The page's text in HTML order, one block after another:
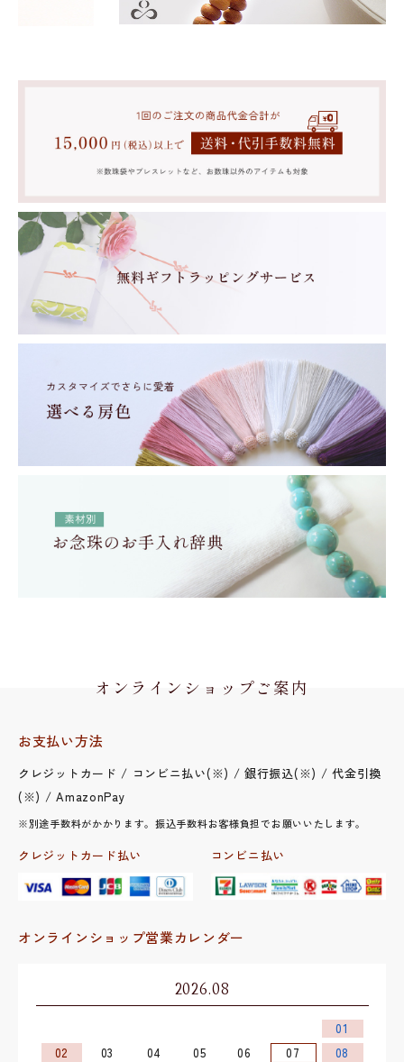
オンラインショップご案内
お支払い方法
クレジットカード / コンビニ払い(※) / 銀行振込(※) / 代金引換
(※) / AmazonPay
※別途手数料がかかります。振込手数料お客様負担でお願いいたします。
クレジットカード払い コンビニ払い
オンラインショップ営業カレンダー
2026.08
01
02
03 04 05 06 07
08